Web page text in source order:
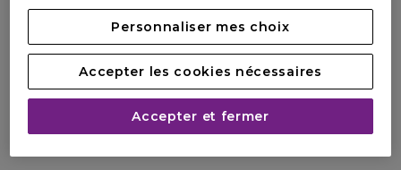
Personnaliser mes choix
Accepter les cookies nécessaires
Accepter et fermer